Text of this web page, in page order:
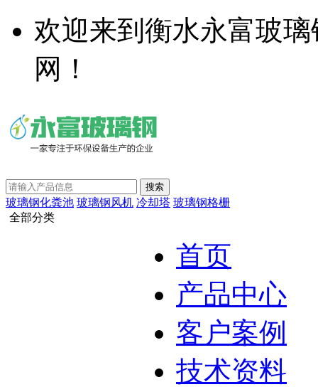
欢迎来到衡水永富玻
网！
玻璃钢化粪池 玻璃钢风机 冷却塔 玻璃钢格栅
全部分类
首页
产品中心
客户案例
技术资料